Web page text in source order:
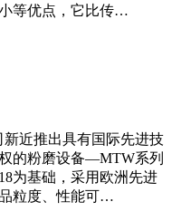
等优点，它比传…
近推出具有国际先进技
的粉磨设备—MTW系列
为基础，采用欧洲先进
粒度、性能可…